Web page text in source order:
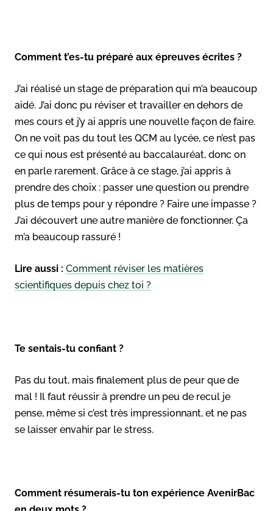
Comment t’es-tu préparé aux épreuves écrites ?
J’ai réalisé un stage de préparation qui m’a beaucoup
aidé. J’ai donc pu réviser et travailler en dehors de
mes cours et j’y ai appris une nouvelle façon de faire.
On ne voit pas du tout les QCM au lycée, ce n’est pas
ce qui nous est présenté au baccalauréat, donc on
en parle rarement. Grâce à ce stage, j’ai appris à
prendre des choix : passer une question ou prendre
plus de temps pour y répondre ? Faire une impasse ?
J’ai découvert une autre manière de fonctionner. Ça
m’a beaucoup rassuré !
Lire aussi : Comment réviser les matières
scientifiques depuis chez toi ?
Te sentais-tu confiant ?
Pas du tout, mais finalement plus de peur que de
mal ! Il faut réussir à prendre un peu de recul je
pense, même si c’est très impressionnant, et ne pas
se laisser envahir par le stress.
Comment résumerais-tu ton expérience AvenirBac